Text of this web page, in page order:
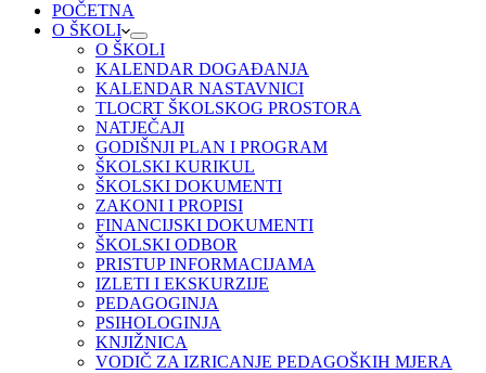
POČETNA
O ŠKOLI
O ŠKOLI
KALENDAR DOGAĐANJA
KALENDAR NASTAVNICI
TLOCRT ŠKOLSKOG PROSTORA
NATJEČAJI
GODIŠNJI PLAN I PROGRAM
ŠKOLSKI KURIKUL
ŠKOLSKI DOKUMENTI
ZAKONI I PROPISI
FINANCIJSKI DOKUMENTI
ŠKOLSKI ODBOR
PRISTUP INFORMACIJAMA
IZLETI I EKSKURZIJE
PEDAGOGINJA
PSIHOLOGINJA
KNJIŽNICA
VODIČ ZA IZRICANJE PEDAGOŠKIH MJERA